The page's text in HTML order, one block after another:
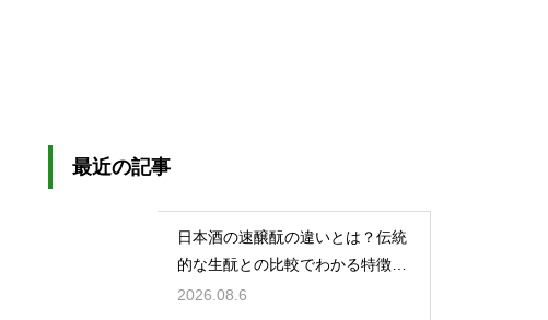
最近の記事
日本酒の速醸酛の違いとは？伝統
的な生酛との比較でわかる特徴を
解説
2026.08.6